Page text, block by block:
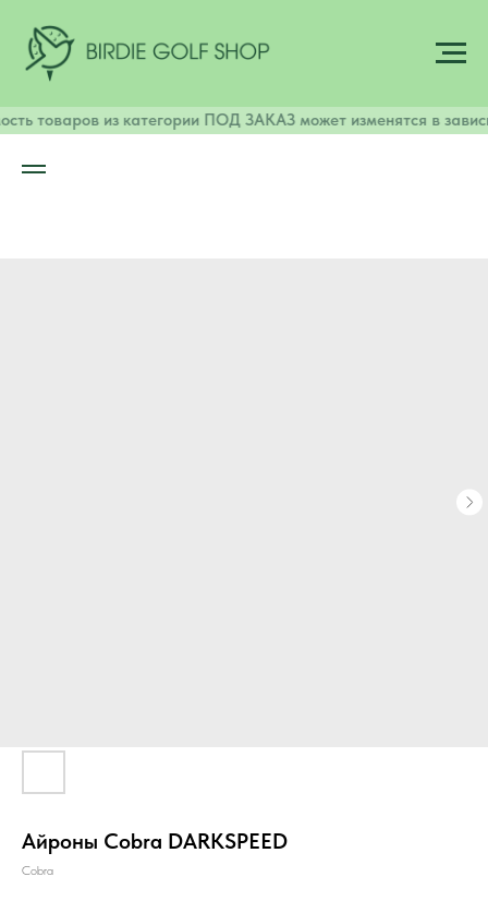
товаров из категории ПОД ЗАКАЗ может изменятся в
Айроны Cobra DARKSPEED
Cobra